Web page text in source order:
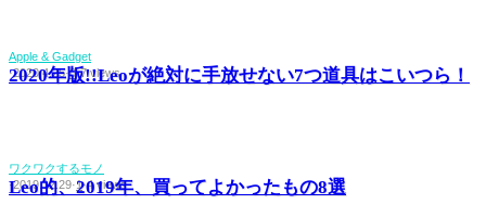
Apple & Gadget
·2020.4.25·0·7 views
2020年版!!Leoが絶対に手放せない7つ道具はこいつら！
ワクワクするモノ
·2019.12.29·1·4 views
Leo的、2019年、買ってよかったもの8選